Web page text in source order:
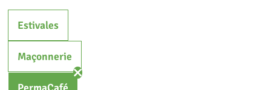
Estivales
Maçonnerie